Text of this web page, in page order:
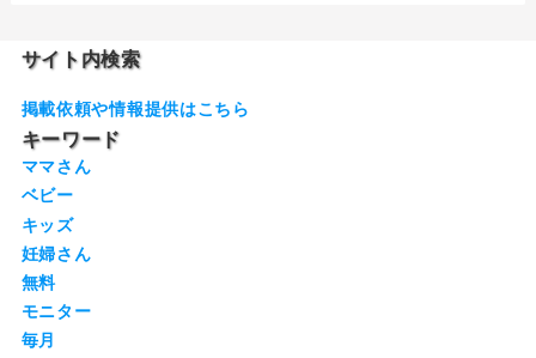
サイト内検索
掲載依頼や情報提供はこちら
キーワード
ママさん
ベビー
キッズ
妊婦さん
無料
モニター
毎月